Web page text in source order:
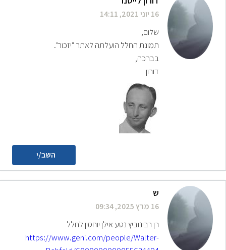
16 יוני 2021, 14:11
שלום,
תמונת החלל הועלתה לאתר "יזכור".
בברכה,
דורון
השב/י
ש
16 מרץ 2025, 09:34
רן רבינוביץ נטע אילן יוחסין לחלל
https://www.geni.com/people/Walter-